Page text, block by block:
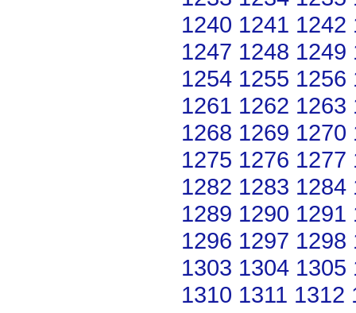
1240 1241 1242
1247 1248 1249
1254 1255 1256
1261 1262 1263
1268 1269 1270
1275 1276 1277
1282 1283 1284
1289 1290 1291
1296 1297 1298
1303 1304 1305
1310 1311 1312